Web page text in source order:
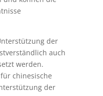
der
auch
werden.
chinesische
der